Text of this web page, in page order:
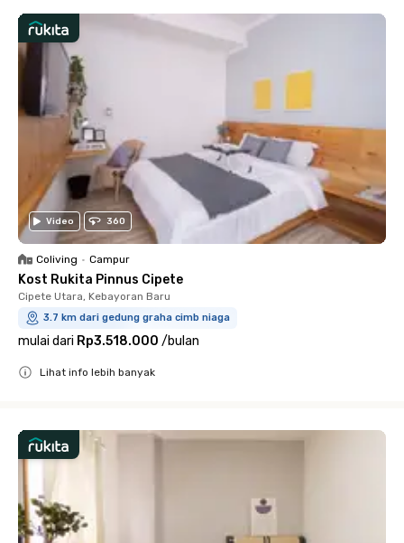
Video 360
Coliving • Campur
Kost Rukita Pinnus Cipete
Cipete Utara, Kebayoran Baru
3.7 km dari gedung graha cimb niaga
mulai dari Rp3.518.000 /bulan
Lihat info lebih banyak